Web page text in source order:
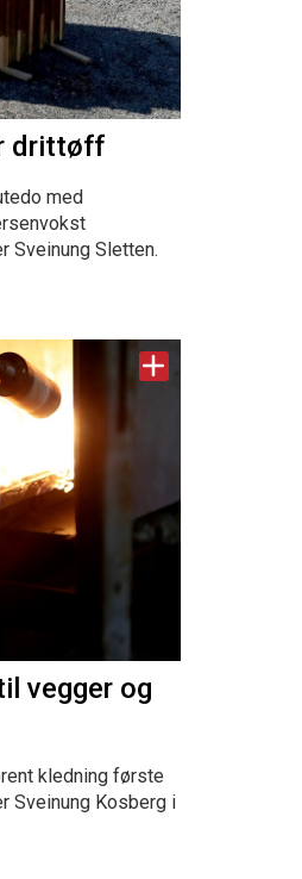
drittøff
med
Sveinung Sletten.
vegger og
kledning første
Sveinung Kosberg i